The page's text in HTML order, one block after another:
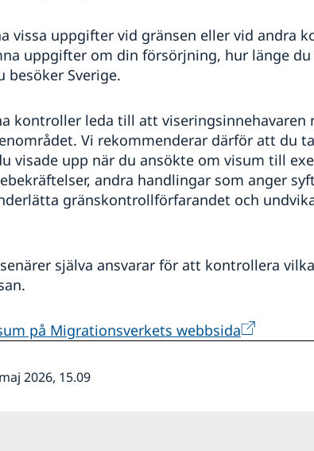
vissa uppgifter vid gränsen eller vid andra
uppgifter om din försörjning, hur länge
besöker Sverige.
kontroller leda till att viseringsinnehavaren
Vi rekommenderar därför att du
visade upp när du ansökte om visum till
andra handlingar som anger
gränskontrollförfarandet och
själva ansvarar för att kontrollera
på Migrationsverkets webbsida
2026, 15.09